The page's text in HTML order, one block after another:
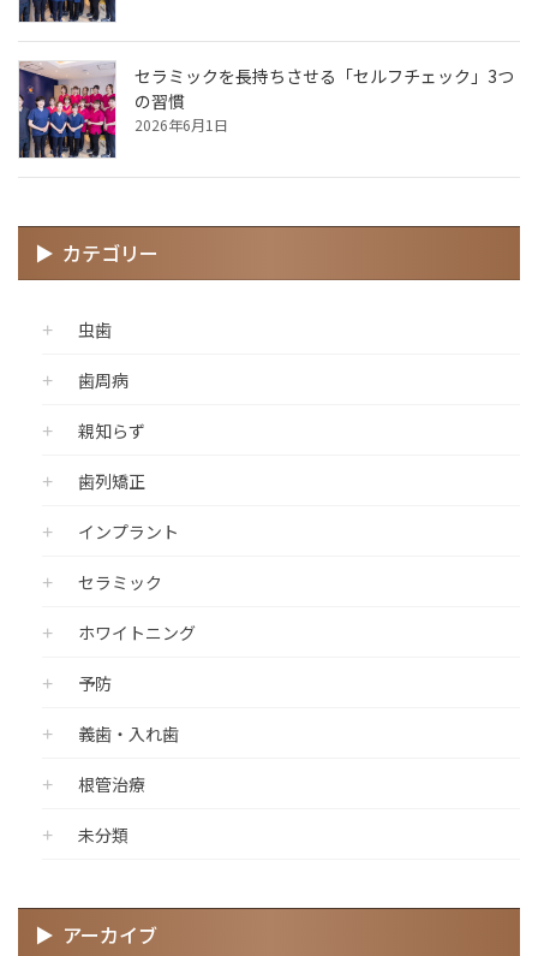
セラミックを長持ちさせる「セルフチェック」3つ
の習慣
2026年6月1日
カテゴリー
虫歯
歯周病
親知らず
歯列矯正
インプラント
セラミック
ホワイトニング
予防
義歯・入れ歯
根管治療
未分類
アーカイブ